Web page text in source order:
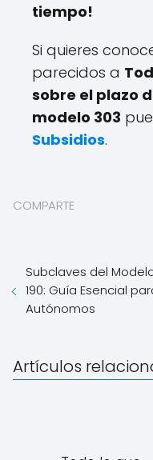
tiempo!
Si quieres
parecidos a
sobre el plazo
modelo 303
Subsidios.
COMPARTE
Subclaves del
190: Guía Esencial
Autónomos
Artículos